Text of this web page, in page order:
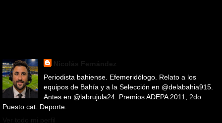
Periodista bahiense. Efemeridólogo. Relato a los
equipos de Bahía y a la Selección en @delabahia915.
Antes en @labrujula24. Premios ADEPA 2011, 2do
Puesto cat. Deporte.